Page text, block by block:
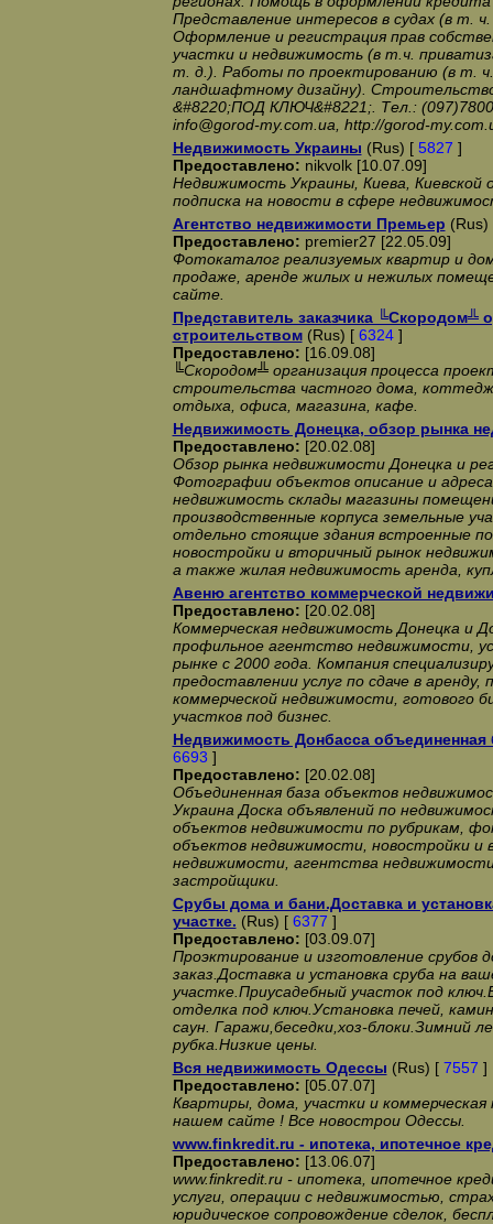
Представление интересов в судах (в т.
Оформление и регистрация прав
участки и недвижимость (в т.ч.
т. д.). Работы по проектированию (в т.
ландшафтному дизайну).
&#8220;ПОД КЛЮЧ&#8221;. Тел.:
info@gorod-my.com.ua, http://gorod-
Недвижимость Украины (Rus) [ 5827 ]
Предоставлено: nikvolk [10.07.09]
Недвижимость Украины, Киева, Киевской
подписка на новости в сфере
Агентство недвижимости Премьер
Предоставлено: premier27 [22.05.09]
Фотокаталог реализуемых квартир и
продаже, аренде жилых и нежилых
сайте.
Представитель заказчика ╚Скородом╩
строительством(Rus) [ 6324]
Предоставлено: [16.09.08]
╚Скородом╩ организация процесса
строительства частного дома,
отдыха, офиса, магазина, кафе.
Недвижимость Донецка, обзор рынка
Предоставлено: [20.02.08]
Обзор рынка недвижимости Донецка и
Фотографии объектов описание и
недвижимость склады магазины
производственные корпуса земельные
отдельно стоящие здания встроенные
новостройки и вторичный рынок
а также жилая недвижимость аренда,
Авеню агентство коммерческой
Предоставлено: [20.02.08]
Коммерческая недвижимость Донецка и
профильное агентство недвижимости,
рынке с 2000 года. Компания
предоставлении услуг по сдаче в
коммерческой недвижимости, готового
участков под бизнес.
Недвижимость Донбасса объединенная
6693 ]
Предоставлено: [20.02.08]
Объединенная база объектов
Украина Доска объявлений по
объектов недвижимости по рубрикам,
объектов недвижимости, новостройки и
недвижимости, агентства
застройщики.
Срубы дома и бани.Доставка и
участке. (Rus) [ 6377 ]
Предоставлено: [03.09.07]
Проэктирование и изготовление срубов
заказ.Доставка и установка сруба на
участке.Приусадебный участок под
отделка под ключ.Установка печей,
саун. Гаражи,беседки,хоз-блоки.Зимний
рубка.Низкие цены.
Вся недвижимость Одессы (Rus) [ 7557 ]
Предоставлено: [05.07.07]
Квартиры, дома, участки и
нашем сайте ! Все новострои Одессы.
www.finkredit.ru - ипотека, ипотечное
Предоставлено: [13.06.07]
www.finkredit.ru - ипотека, ипотечное
услуги, операции с недвижимостью,
юридическое сопровождение сделок,